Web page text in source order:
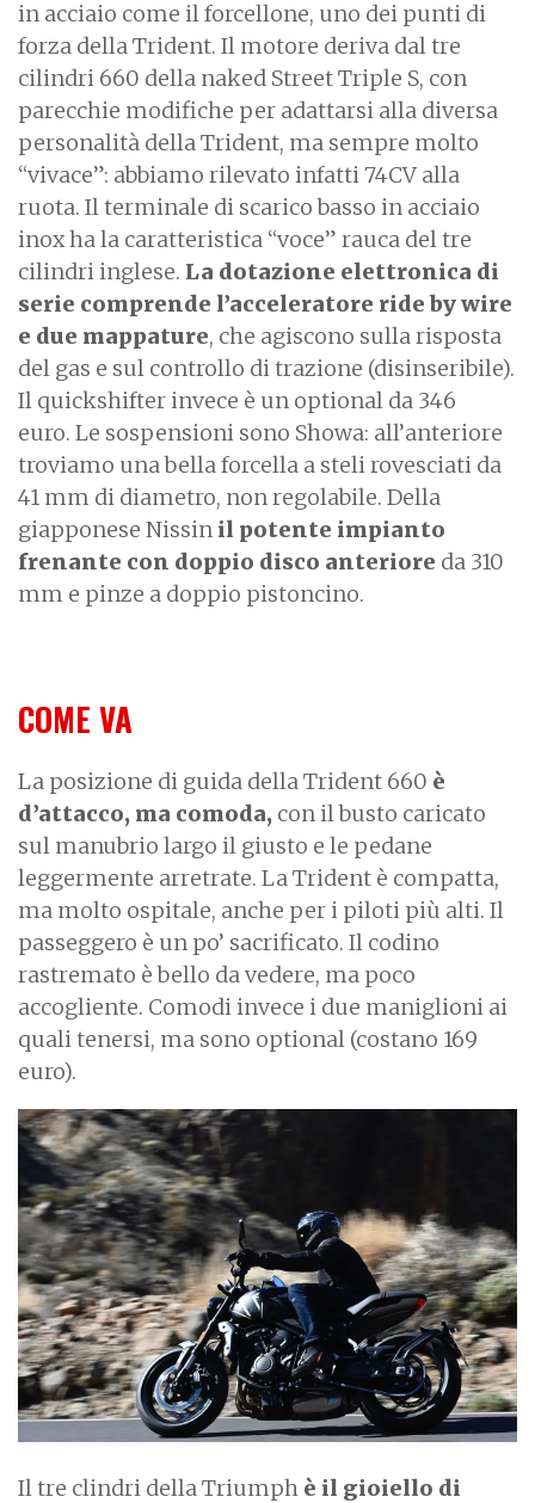
in acciaio come il forcellone, uno dei punti di
forza della Trident. Il motore deriva dal tre
cilindri 660 della naked Street Triple S, con
parecchie modifiche per adattarsi alla diversa
personalità della Trident, ma sempre molto
“vivace”: abbiamo rilevato infatti 74CV alla
ruota. Il terminale di scarico basso in acciaio
inox ha la caratteristica “voce” rauca del tre
cilindri inglese. La dotazione elettronica di
serie comprende l’acceleratore ride by wire
e due mappature, che agiscono sulla risposta
del gas e sul controllo di trazione (disinseribile).
Il quickshifter invece è un optional da 346
euro. Le sospensioni sono Showa: all’anteriore
troviamo una bella forcella a steli rovesciati da
41 mm di diametro, non regolabile. Della
giapponese Nissin il potente impianto
frenante con doppio disco anteriore da 310
mm e pinze a doppio pistoncino.
COME VA
La posizione di guida della Trident 660 è
d’attacco, ma comoda, con il busto caricato
sul manubrio largo il giusto e le pedane
leggermente arretrate. La Trident è compatta,
ma molto ospitale, anche per i piloti più alti. Il
passeggero è un po’ sacrificato. Il codino
rastremato è bello da vedere, ma poco
accogliente. Comodi invece i due maniglioni ai
quali tenersi, ma sono optional (costano 169
euro).
Il tre clindri della Triumph è il gioiello di